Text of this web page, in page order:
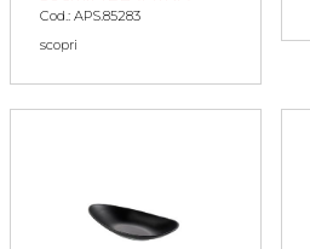
Cod.: APS.85283
scopri